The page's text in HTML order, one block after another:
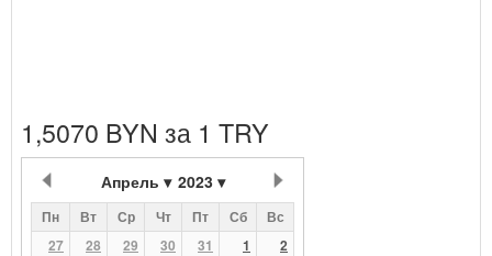
1,5070 BYN за 1 TRY
Апрель 2023
Пн Вт Ср Чт Пт Сб
Вс
27
28 29 30 31 1
2